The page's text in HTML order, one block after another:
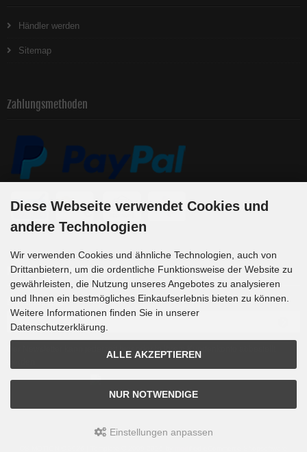
Händler werden
Sitemap
Zahlungsmethoden
Newsletter-Anmeldung
E-Mail-Adresse:
Der Newsletter kann jederzeit hier oder in Ihrem Kundenkonto abbestellt
Diese Webseite verwendet Cookies und
andere Technologien
Wir verwenden Cookies und ähnliche Technologien, auch von
Drittanbietern, um die ordentliche Funktionsweise der Website zu
gewährleisten, die Nutzung unseres Angebotes zu analysieren
und Ihnen ein bestmögliches Einkaufserlebnis bieten zu können.
Weitere Informationen finden Sie in unserer
Datenschutzerklärung.
ALLE AKZEPTIEREN
NUR NOTWENDIGE
Einstellungen anpassen